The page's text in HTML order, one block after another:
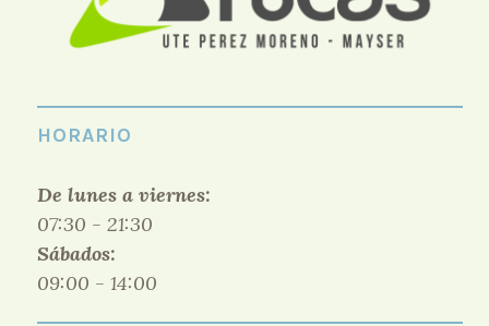
HORARIO
De lunes a viernes:
07:30 - 21:30
Sábados:
09:00 - 14:00